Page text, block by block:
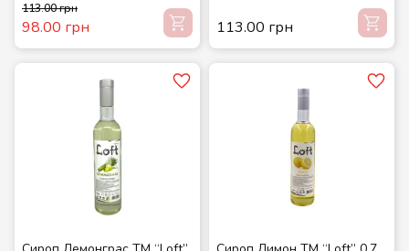
113.00 грн
98.00 грн
113.00 грн